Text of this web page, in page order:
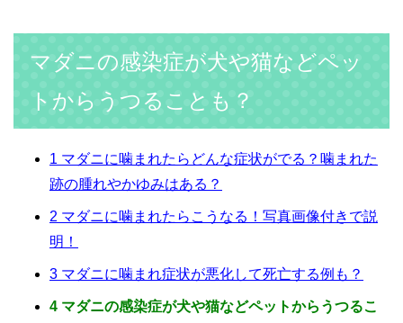
マダニの感染症が犬や猫などペッ
トからうつることも？
1 マダニに噛まれたらどんな症状がでる？噛まれた
跡の腫れやかゆみはある？
2 マダニに噛まれたらこうなる！写真画像付きで説
明！
3 マダニに噛まれ症状が悪化して死亡する例も？
4 マダニの感染症が犬や猫などペットからうつるこ